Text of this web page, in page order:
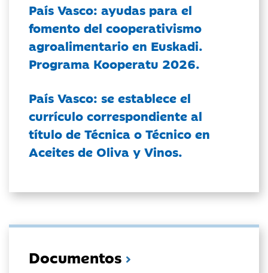
País Vasco: ayudas para el
fomento del cooperativismo
agroalimentario en Euskadi.
Programa Kooperatu 2026.
País Vasco: se establece el
currículo correspondiente al
título de Técnica o Técnico en
Aceites de Oliva y Vinos.
Documentos